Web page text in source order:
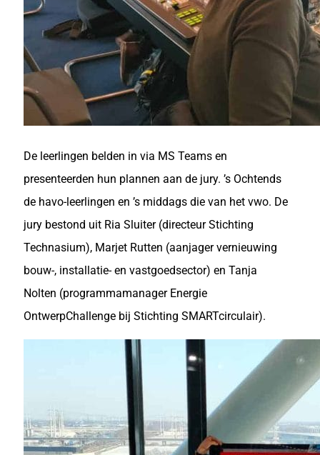
De leerlingen belden in via MS Teams en
presenteerden hun plannen aan de jury. ’s Ochtends
de havo-leerlingen en ’s middags die van het vwo. De
jury bestond uit Ria Sluiter (directeur Stichting
Technasium), Marjet Rutten (aanjager vernieuwing
bouw-, installatie- en vastgoedsector) en Tanja
Nolten (programmamanager Energie
OntwerpChallenge bij Stichting SMARTcirculair).